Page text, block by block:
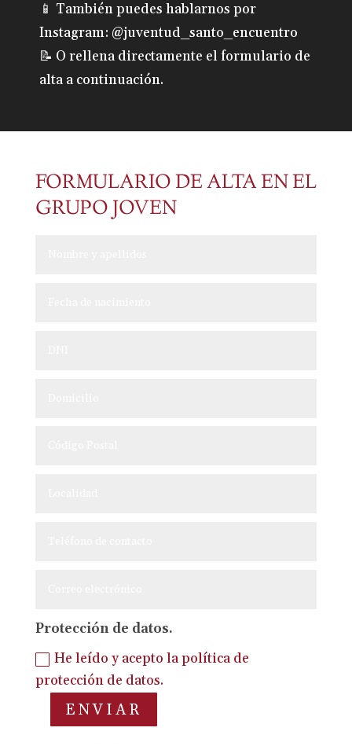
📱 También puedes hablarnos por
Instagram: @juventud_santo_encuentro
📝 O rellena directamente el formulario de
alta a continuación.
FORMULARIO DE ALTA EN EL
GRUPO JOVEN
Protección de datos.
He leído y acepto la política de
protección de datos.
ENVIAR